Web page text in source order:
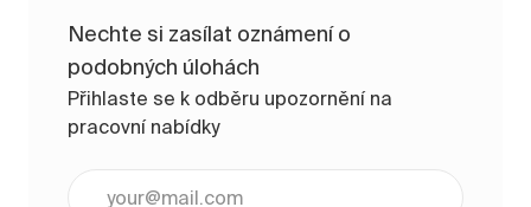
Nechte si zasílat oznámení o
podobných úlohách
Přihlaste se k odběru upozornění na
pracovní nabídky